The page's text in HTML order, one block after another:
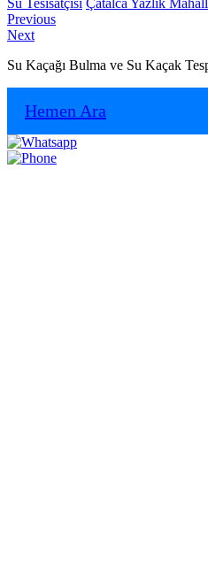
Yazı
gezinmesi
PreviousPrevious
NextNext
Su Kaçağı Bulma ve Su Kaçak
Hemen Ara